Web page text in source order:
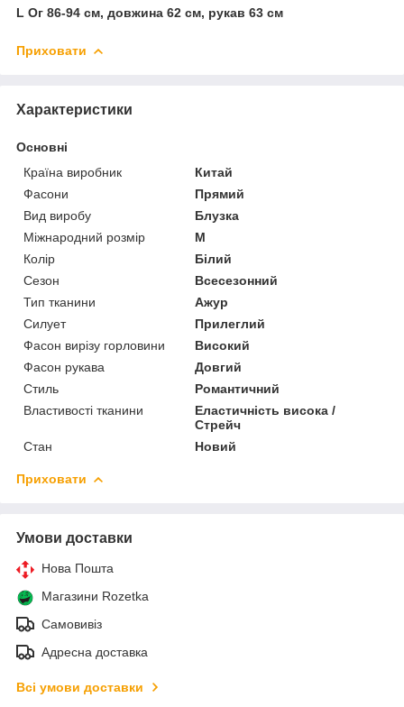
L Ог 86-94 см, довжина 62 см, рукав 63 см
Приховати
Характеристики
Основні
Країна виробник
Китай
Фасони
Прямий
Вид виробу
Блузка
Міжнародний розмір
M
Колір
Білий
Сезон
Всесезонний
Тип тканини
Ажур
Силует
Прилеглий
Фасон вирізу горловини
Високий
Фасон рукава
Довгий
Стиль
Романтичний
Властивості тканини
Еластичність висока /
Стрейч
Стан
Новий
Приховати
Умови доставки
Нова Пошта
Магазини Rozetka
Самовивіз
Адресна доставка
Всі умови доставки